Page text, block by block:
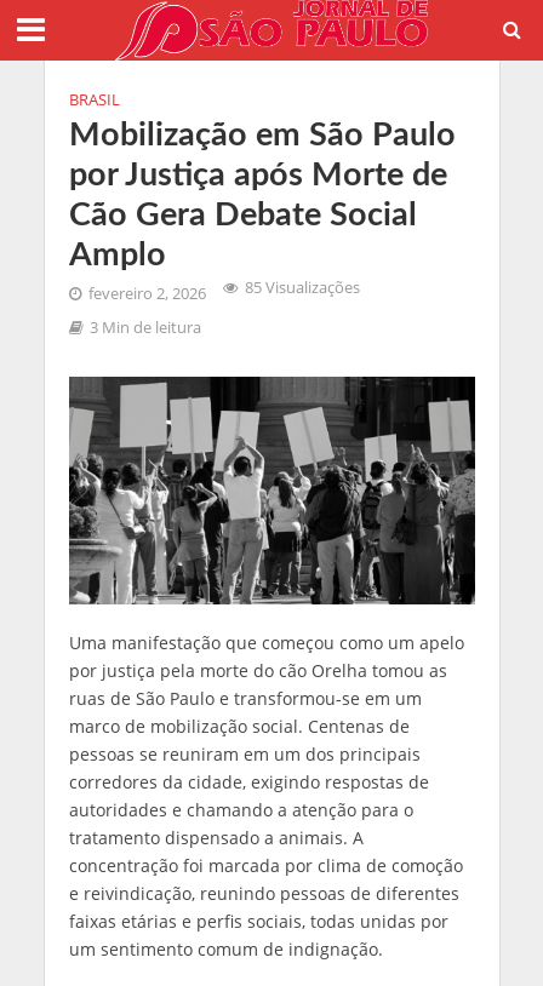
BRASIL
Mobilização em São Paulo
por Justiça após Morte de
Cão Gera Debate Social
Amplo
fevereiro 2, 2026
85 Visualizações
3 Min de leitura
Uma manifestação que começou como um apelo
por justiça pela morte do cão Orelha tomou as
ruas de São Paulo e transformou‑se em um
marco de mobilização social. Centenas de
pessoas se reuniram em um dos principais
corredores da cidade, exigindo respostas de
autoridades e chamando a atenção para o
tratamento dispensado a animais. A
concentração foi marcada por clima de comoção
e reivindicação, reunindo pessoas de diferentes
faixas etárias e perfis sociais, todas unidas por
um sentimento comum de indignação.